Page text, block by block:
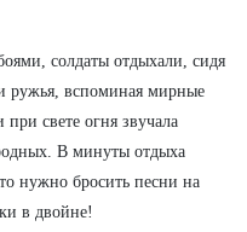
солдаты отдыхали, сидя
ружья, вспоминая мирные
свете огня звучала
В минуты отдыха
нужно бросить песни на
в двойне!